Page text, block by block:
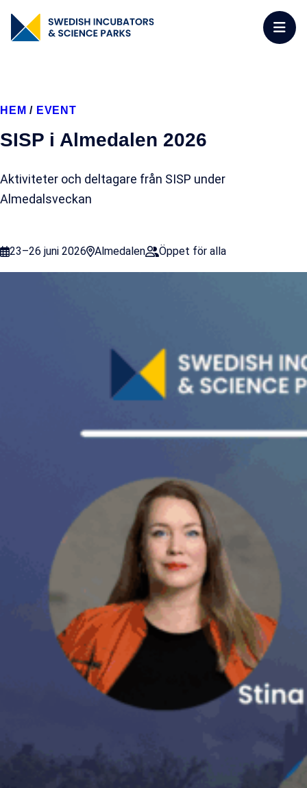
HEM / EVENT
SISP i Almedalen 2026
Aktiviteter och deltagare från SISP under
Almedalsveckan
23–26 juni 2026 Almedalen Öppet för alla